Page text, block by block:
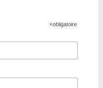
*obligatoire